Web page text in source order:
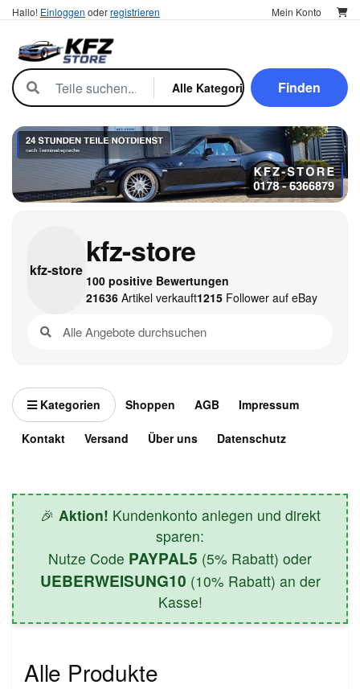
Hallo! Einloggen oderregistrieren Mein Konto
Finden
kfz-store
kfz-store
100 positive Bewertungen
21636Artikel verkauft1215Follower auf eBay
Kategorien Shoppen AGB Impressum
Kontakt Versand Über uns Datenschutz
🎉 Aktion! Kundenkonto anlegen und direkt
sparen:
Nutze Code PAYPAL5 (5% Rabatt) oder
UEBERWEISUNG10 (10% Rabatt) an der
Kasse!
Alle Produkte